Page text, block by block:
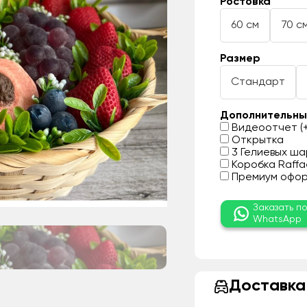
60 см 70
Размер
Стандарт
Видеоотчет
Открытка
3 Гелиевых
Коробка
Премиум
Заказать по
WhatsApp